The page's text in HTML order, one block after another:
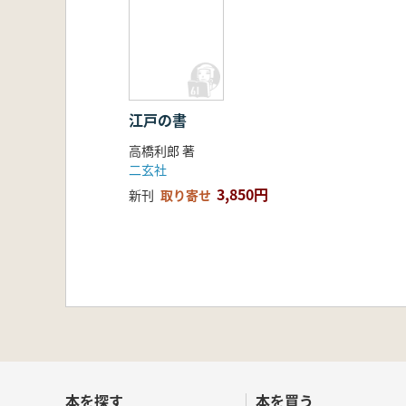
江戸の書
高橋利郎 著
二玄社
新刊 取り寄せ 3,850円
本を探す 本を買う